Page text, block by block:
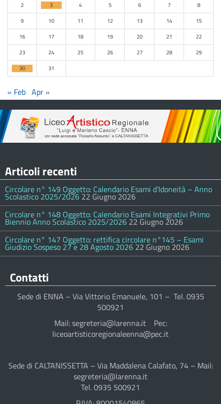
2
3 4 5 6 7
8
9
10 11 12 13 14
15
16
17 18 19 20 21
22
23
24 25 26 27 28
29
30
31
« Feb Apr »
Articoli recenti
Circolare n° 149 Oggetto: Calendario Esami d’Idoneità – Anno
Scolastico 2025/2026 22 Giugno 2026
Circolare n° 148 Oggetto: Calendario Esami Integrativi Primo
Biennio Anno Scolastico 2025/2026 22 Giugno 2026
Circolare n° 147 Oggetto: rettifica circolare n°145 – Esami
Giudizio Sospeso 27 e 28 Agosto 2026 22 Giugno 2026
Contatti
Sede di ENNA – Via Vittorio Emanuele, 101 – Tel. 0935
500921
Mail: segreteria@larenna.it Pec:
liceoartisticoregionaleenna@pec.it
Sede di CALTANISSETTA – Via Maddalena Calafato, 74 – Mail:
segreteria@larenna.it
Tel. 0935 500921